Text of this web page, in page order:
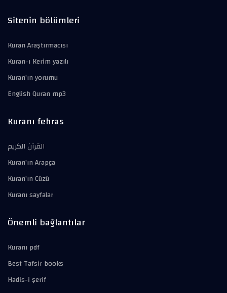
Sitenin bölümleri
Kuran Araştırmacısı
Kuran-ı Kerim yazılı
Kuran'ın yorumu
English Quran mp3
Kuranı fehras
القرآن الكريم
Kuran'ın Arapça
Kuran'ın Cüzü
Kuranı sayfalar
Önemli bağlantılar
Kuranı pdf
Best Tafsir books
Hadis-i şerif